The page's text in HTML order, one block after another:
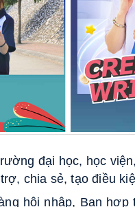
đại học, học
chia sẻ, tạo điều
hội nhập, Ban